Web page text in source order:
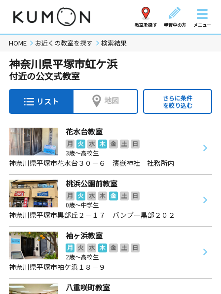
教室を探す 学習中の方 メニュー
HOME お近くの教室を探す 検索結果
神奈川県平塚市虹ケ浜
付近の公文式教室
リスト 地図
さらに条件
を絞り込む
花水台教室
月 火 水 木 金 土
日
3歳～高校生
神奈川県平塚市花水台３０－６ 濱嶽神社 社務所内
桃浜公園前教室
月 火 水 木 金 土
日
0歳～中学生
神奈川県平塚市黒部丘２－１７ バンブー黒部２０２
袖ヶ浜教室
月 火 水 木 金 土
日
2歳～高校生
神奈川県平塚市袖ケ浜１８－９
八重咲町教室